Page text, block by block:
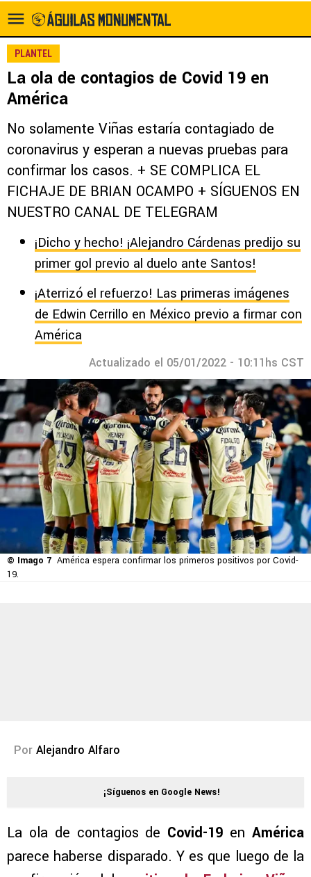
PLANTEL
La ola de contagios de Covid 19 en
América
No solamente Viñas estaría contagiado de
coronavirus y esperan a nuevas pruebas para
confirmar los casos. + SE COMPLICA EL
FICHAJE DE BRIAN OCAMPO + SÍGUENOS EN
NUESTRO CANAL DE TELEGRAM
¡Dicho y hecho! ¡Alejandro Cárdenas predijo su
primer gol previo al duelo ante Santos!
¡Aterrizó el refuerzo! Las primeras imágenes
de Edwin Cerrillo en México previo a firmar con
América
Actualizado el 05/01/2022 - 10:11hs CST
© Imago 7 América espera confirmar los primeros positivos por Covid-
19.
Por Alejandro Alfaro
¡Síguenos en Google News!
La ola de contagios de Covid-19 enAmérica
parece haberse disparado. Y es que luego de la